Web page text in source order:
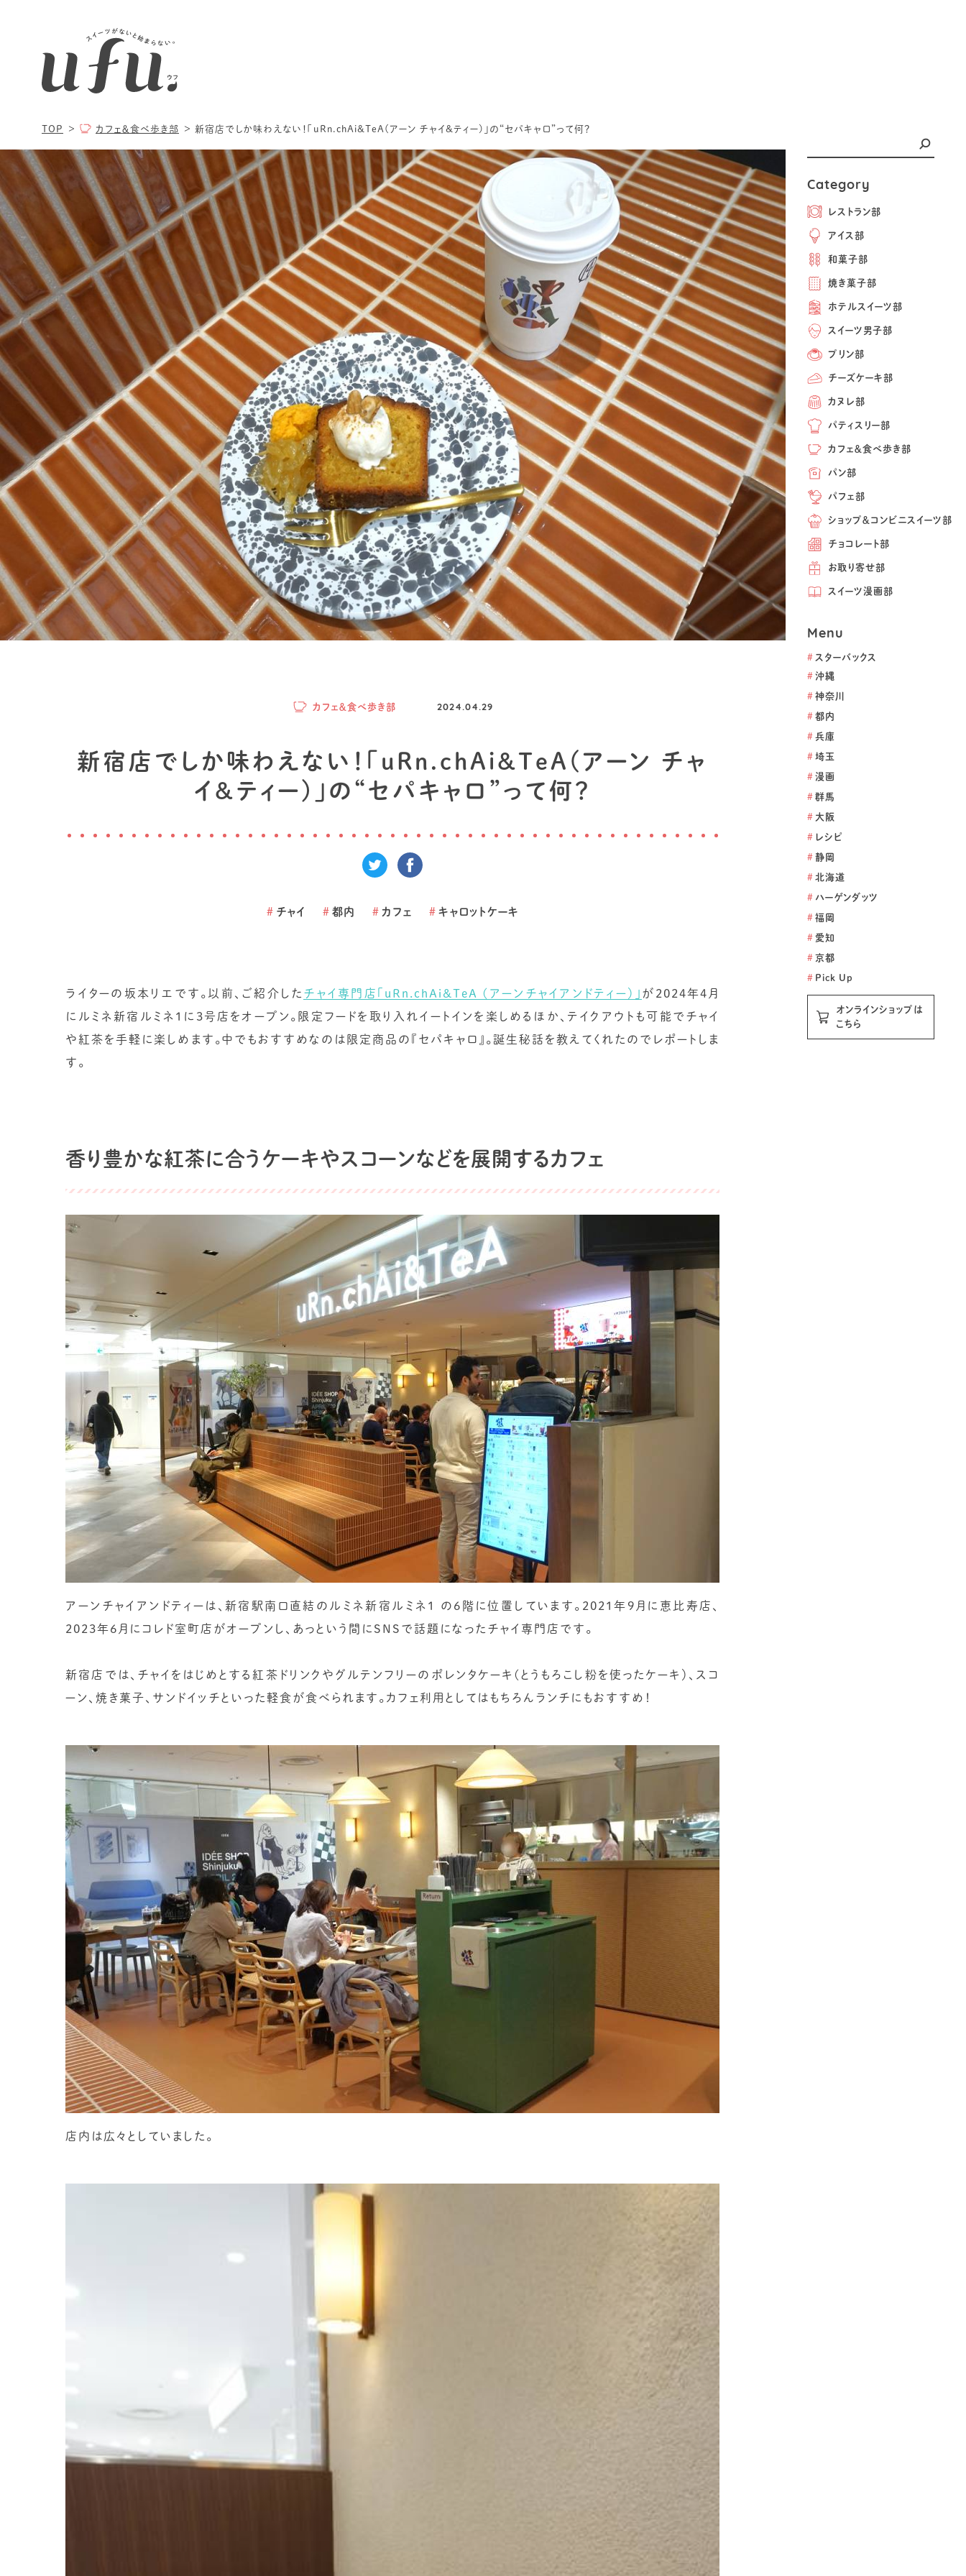
Category
レストラン部
アイス部
和菓子部
焼き菓子部
ホテルスイーツ部
スイーツ男子部
プリン部
チーズケーキ部
カヌレ部
パティスリー部
カフェ＆食べ歩き部
パン部
パフェ部
ショップ＆コンビニスイーツ部
チョコレート部
お取り寄せ部
スイーツ漫画部
Menu
# スターバックス
# 沖縄
# 神奈川
# 都内
# 兵庫
# 埼玉
# 漫画
# 群馬
# 大阪
# レシピ
# 静岡
# 北海道
# ハーゲンダッツ
# 福岡
# 愛知
# 京都
# Pick Up
オンラインショップは
こちら
TOP カフェ＆食べ歩き部 新宿店でしか味わえない！「uRn.chAi&TeA(アーン チャイ&ティー)」の“セパキャロ”って何？
カフェ＆食べ歩き部 2024.04.29
新宿店でしか味わえない！「uRn.chAi&TeA(アーン チャ
イ&ティー)」の“セパキャロ”って何？
# チャイ # 都内 # カフェ # キャロットケーキ
ライターの坂本リエです。以前、ご紹介した チャイ専門店「uRn.chAi&TeA (アーンチャイアンドティー）」 が2024年4月
にルミネ新宿ルミネ1に3号店をオープン。限定フードを取り入れイートインを楽しめるほか、テイクアウトも可能でチャイ
や紅茶を手軽に楽しめます。中でもおすすめなのは限定商品の『セパキャロ』。誕生秘話を教えてくれたのでレポートしま
す。
香り豊かな紅茶に合うケーキやスコーンなどを展開するカフェ
アーンチャイアンドティーは、新宿駅南口直結のルミネ新宿ルミネ1 の6階に位置しています。2021年9月に恵比寿店、
2023年6月にコレド室町店がオープンし、あっという間にSNSで話題になったチャイ専門店です。
新宿店では、チャイをはじめとする紅茶ドリンクやグルテンフリーのポレンタケーキ(とうもろこし粉を使ったケーキ）、スコ
ーン、焼き菓子、サンドイッチといった軽食が食べられます。カフェ利用としてはもちろんランチにもおすすめ！
店内は広々としていました。